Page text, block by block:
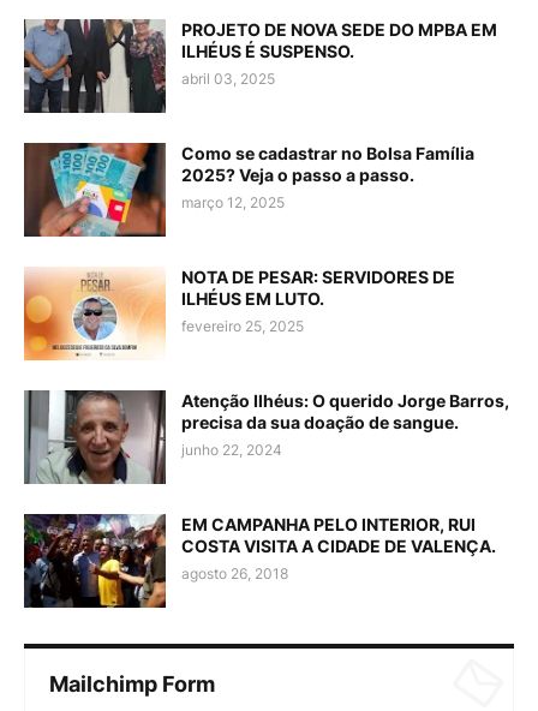
PROJETO DE NOVA SEDE DO MPBA EM
ILHÉUS É SUSPENSO.
abril 03, 2025
Como se cadastrar no Bolsa Família
2025? Veja o passo a passo.
março 12, 2025
NOTA DE PESAR: SERVIDORES DE
ILHÉUS EM LUTO.
fevereiro 25, 2025
Atenção Ilhéus: O querido Jorge Barros,
precisa da sua doação de sangue.
junho 22, 2024
EM CAMPANHA PELO INTERIOR, RUI
COSTA VISITA A CIDADE DE VALENÇA.
agosto 26, 2018
Mailchimp Form